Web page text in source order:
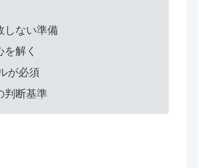
しない準備
解く
が必須
判断基準